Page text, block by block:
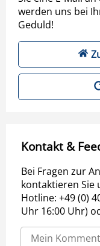
werden uns bei
Geduld!
Kontakt &
Bei Fragen zur
kontaktieren Sie
Hotline: +49 (0)
Uhr 16:00 Uhr)